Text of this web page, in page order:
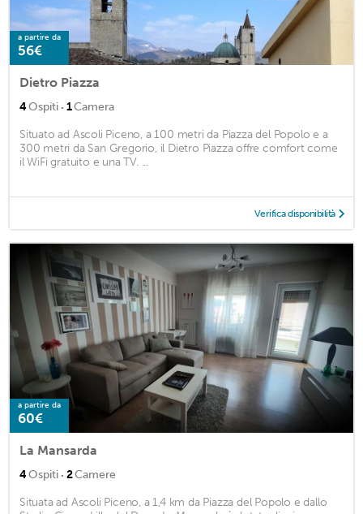
a partire da
56€
Dietro Piazza
4Ospiti · 1Camera
Situato ad Ascoli Piceno, a 100 metri da Piazza del Popolo e a
300 metri da San Gregorio, il Dietro Piazza offre comfort come
il WiFi gratuito e una TV. ...
Verifica disponibilità
a partire da
60€
La Mansarda
4Ospiti · 2Camere
Situata ad Ascoli Piceno, a 1,4 km da Piazza del Popolo e dallo